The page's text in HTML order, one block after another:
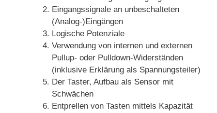
Eingangssignale an unbeschalteten
(Analog-)Eingängen
Logische Potenziale
Verwendung von internen und externen
Pullup- oder Pulldown-Widerständen
(inklusive Erklärung als Spannungsteiler)
Der Taster, Aufbau als Sensor mit
Schwächen
Entprellen von Tasten mittels Kapazität